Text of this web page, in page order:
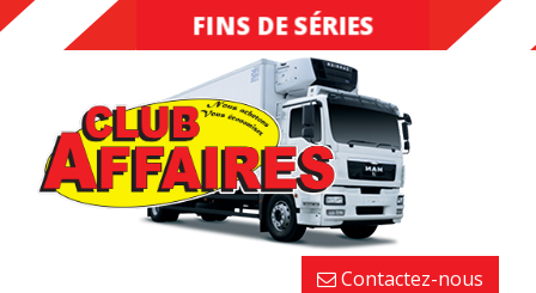
DESTOCKAGE
FINS DE SÉRIES
Contactez-nous